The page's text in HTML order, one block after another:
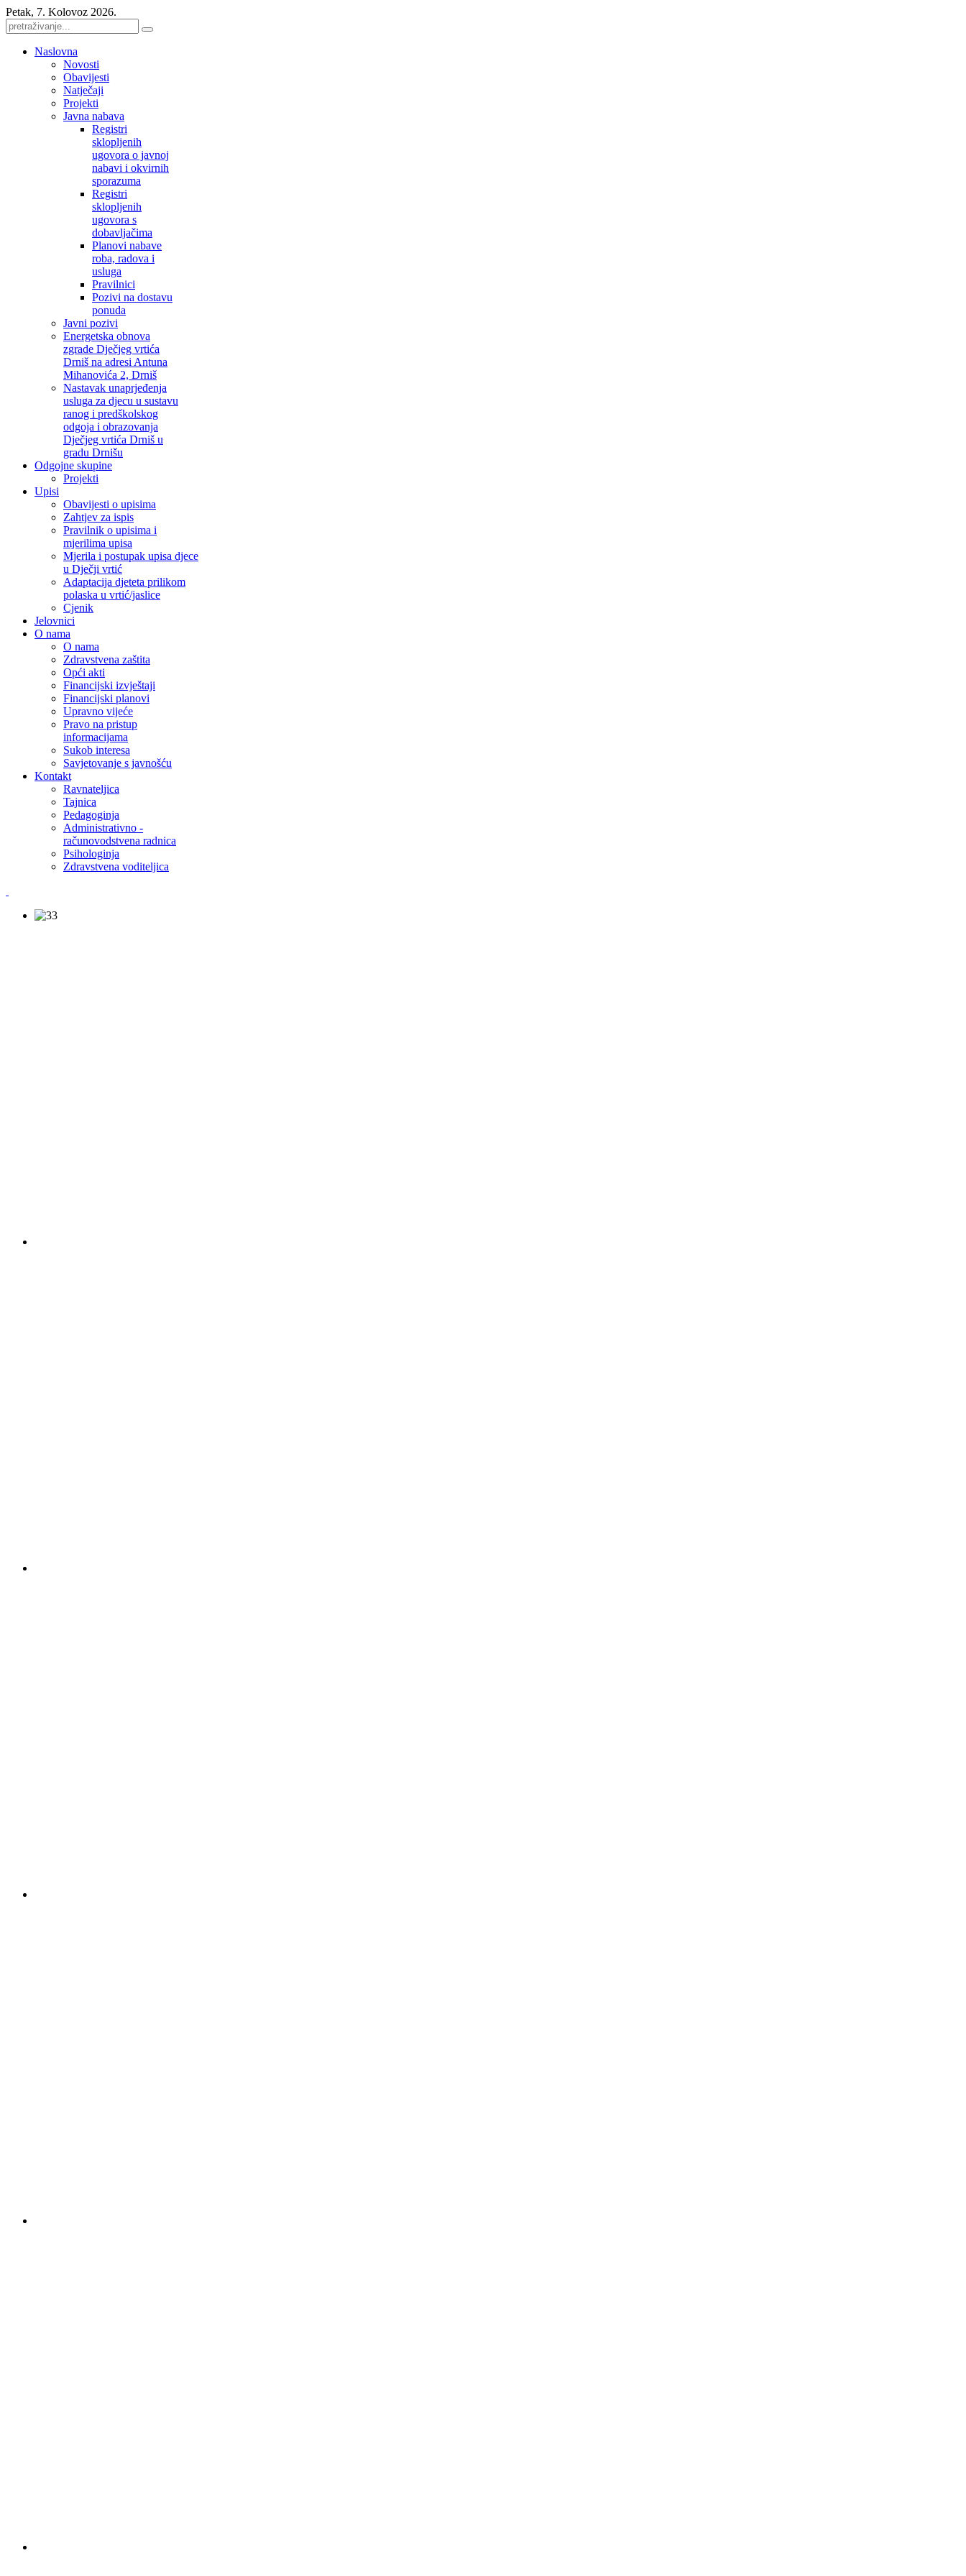
Petak, 7. Kolovoz 2026.
Naslovna
Novosti
Obavijesti
Natječaji
Projekti
Javna nabava
Registri
sklopljenih
ugovora o javnoj
nabavi i okvirnih
sporazuma
Registri
sklopljenih
ugovora s
dobavljačima
Planovi nabave
roba, radova i
usluga
Pravilnici
Pozivi na dostavu
ponuda
Javni pozivi
Energetska obnova
zgrade Dječjeg vrtića
Drniš na adresi Antuna
Mihanovića 2, Drniš
Nastavak unaprjeđenja
usluga za djecu u sustavu
ranog i predškolskog
odgoja i obrazovanja
Dječjeg vrtića Drniš u
gradu Drnišu
Odgojne skupine
Projekti
Upisi
Obavijesti o upisima
Zahtjev za ispis
Pravilnik o upisima i
mjerilima upisa
Mjerila i postupak upisa djece
u Dječji vrtić
Adaptacija djeteta prilikom
polaska u vrtić/jaslice
Cjenik
Jelovnici
O nama
O nama
Zdravstvena zaštita
Opći akti
Financijski izvještaji
Financijski planovi
Upravno vijeće
Pravo na pristup
informacijama
Sukob interesa
Savjetovanje s javnošću
Kontakt
Ravnateljica
Tajnica
Pedagoginja
Administrativno -
računovodstvena radnica
Psihologinja
Zdravstvena voditeljica